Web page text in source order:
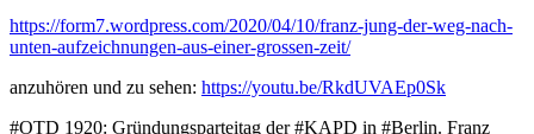
https://form7.wordpress.com/2020/04/10/franz-jung-der-weg-nach-
unten-aufzeichnungen-aus-einer-grossen-zeit/
anzuhören und zu sehen: https://youtu.be/RkdUVAEp0Sk
#OTD 1920: Gründungsparteitag der #KAPD in #Berlin. Franz